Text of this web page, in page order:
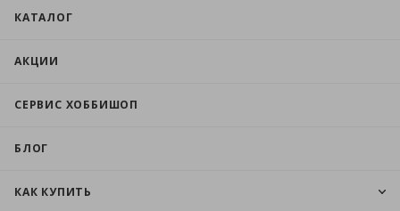
КАТАЛОГ
АКЦИИ
СЕРВИС ХОББИШОП
БЛОГ
КАК КУПИТЬ